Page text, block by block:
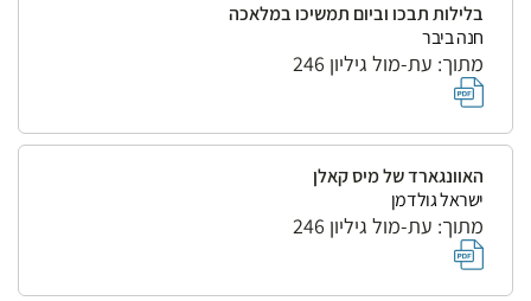
בלילות תבכו וביום תמשיכו במלאכה
חנה ביבר
מתוך: עת-מול גיליון 246
האוונגארד של מיס קאלן
ישראל גולדמן
מתוך: עת-מול גיליון 246